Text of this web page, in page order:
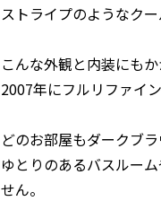
ストライプのようなク
こんな外観と内装にも
2007年にフルリファイ
どのお部屋もダークブ
ゆとりのあるバスルー
せん。